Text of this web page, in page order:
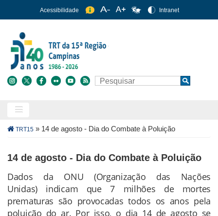
para
conteúdo
principal
Acessibilidade Intranet
Buscar Search
Trilha
navegação
TRT15 » 14 de agosto - Dia do Combate à Poluição
14 de agosto - Dia do Combate à Poluição
Conteúdo
da
Notícia
Dados da ONU (Organização das Nações
Unidas) indicam que 7 milhões de mortes
prematuras são provocadas todos os anos pela
poluição do ar. Por isso, o dia 14 de agosto se